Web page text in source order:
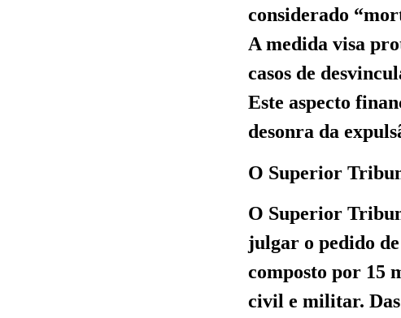
considerado
A medida visa
casos de
Este aspecto
desonra da
O Superior
O Superior
julgar o pedido
composto por 15
civil e militar. Das